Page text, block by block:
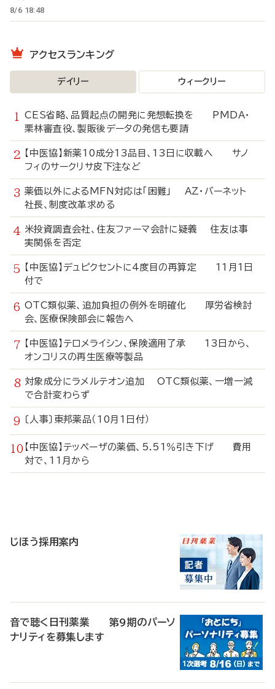
8/6 18:48
アクセスランキング
デイリー ウィークリー
CES省略、品質起点の開発に発想転換を PMDA・
栗林審査役、製販後データの発信も要請
【中医協】新薬10成分13品目、13日に収載へ サノ
フィのサークリサ皮下注など
薬価以外によるMFN対応は「困難」 AZ・バーネット
社長、制度改革求める
米投資調査会社、住友ファーマ会計に疑義 住友は事
実関係を否定
【中医協】デュピクセントに4度目の再算定 11月1日
付で
OTC類似薬、追加負担の例外を明確化 厚労省検討
会、医療保険部会に報告へ
【中医協】テロメライシン、保険適用了承 13日から、
オンコリスの再生医療等製品
対象成分にラメルテオン追加 OTC類似薬、一増一減
で合計変わらず
〔人事〕東邦薬品（10月1日付）
【中医協】テッペーザの薬価、5.51％引き下げ 費用
対で、11月から
じほう採用案内
音で聴く日刊薬業 第9期のパーソ
ナリティを募集します